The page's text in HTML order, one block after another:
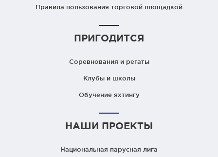
Правила пользования торговой площадкой
ПРИГОДИТСЯ
Соревнования и регаты
Клубы и школы
Обучение яхтингу
НАШИ ПРОЕКТЫ
Национальная парусная лига